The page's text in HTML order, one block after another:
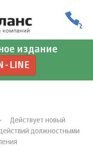
издание
LINE
Действует новый
должностными